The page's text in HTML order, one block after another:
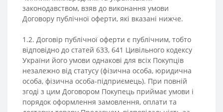
законодавством, взяв до виконання умови
Договору публічної оферти, які вказані нижче.
1.2. Договір публічної оферти є публічним, тобто
відповідно до статей 633, 641 Цивільного кодексу
України його умови однакові для всіх Покупців
незалежно від статусу (фізична особа, юридична
особа, фізична особа-підприємець). При повній
згоді з цим Договором Покупець приймає умови і
порядок оформлення замовлення, оплати та